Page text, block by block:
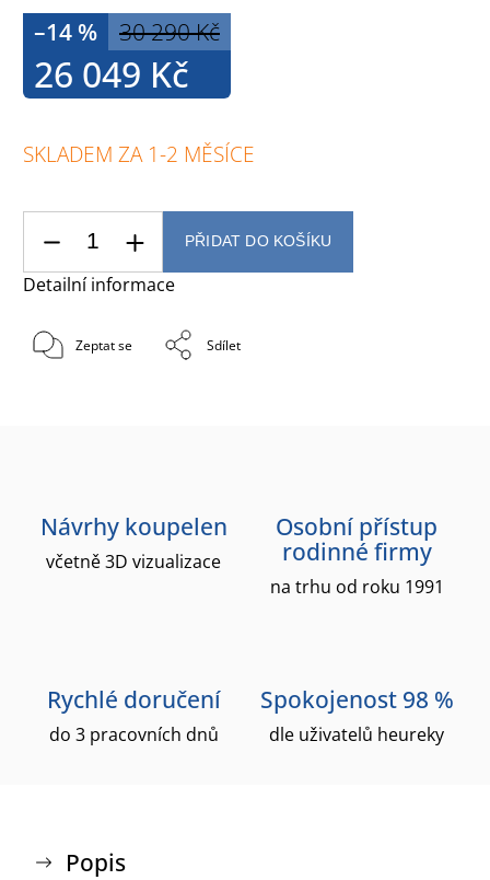
30 290 Kč
–14 %
26 049 Kč
SKLADEM ZA 1-2 MĚSÍCE
PŘIDAT DO KOŠÍKU
Detailní informace
Zeptat se Sdílet
Návrhy koupelen
včetně 3D vizualizace
Osobní přístup
rodinné firmy
na trhu od roku 1991
Rychlé doručení
do 3 pracovních dnů
Spokojenost 98 %
dle uživatelů heureky
Popis